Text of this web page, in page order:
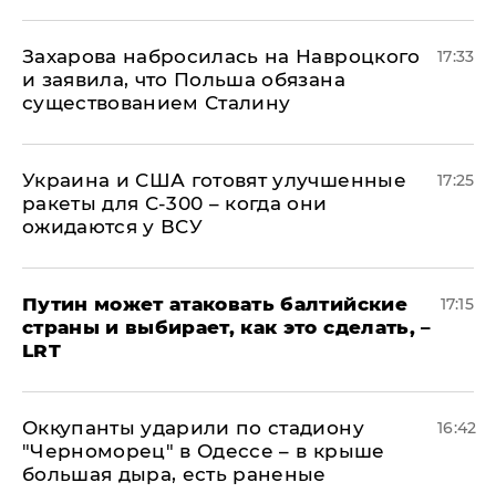
​Захарова набросилась на Навроцкого
и заявила, что Польша обязана
существованием Сталину
17:33
Украина и США готовят улучшенные
ракеты для С-300 – когда они
ожидаются у ВСУ
17:25
Путин может атаковать балтийские
страны и выбирает, как это сделать, –
LRT
17:15
Оккупанты ударили по стадиону
"Черноморец" в Одессе – в крыше
большая дыра, есть раненые
16:42